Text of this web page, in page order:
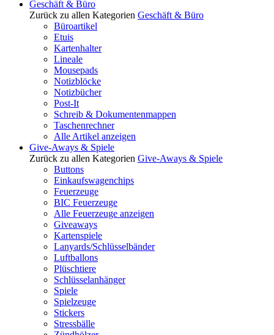
Geschäft & Büro
Zurück zu allen Kategorien Geschäft & Büro
Büroartikel
Etuis
Kartenhalter
Lineale
Mousepads
Notizblöcke
Notizbücher
Post-It
Schreib & Dokumentenmappen
Taschenrechner
Alle Artikel anzeigen
Give-Aways & Spiele
Zurück zu allen Kategorien Give-Aways & Spiele
Buttons
Einkaufswagenchips
Feuerzeuge
BIC Feuerzeuge
Alle Feuerzeuge anzeigen
Giveaways
Kartenspiele
Lanyards/Schlüsselbänder
Luftballons
Plüschtiere
Schlüsselanhänger
Spiele
Spielzeuge
Stickers
Stressbälle